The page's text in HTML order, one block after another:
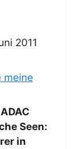
2011
meine
ADAC
Seen:
in